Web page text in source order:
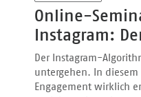
Online-
Instagram:
Der Instagram-
untergehen. In
Engagement wirklich